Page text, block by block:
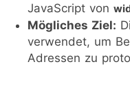
JavaScript von
Mögliches Ziel:
verwendet, um
Adressen zu